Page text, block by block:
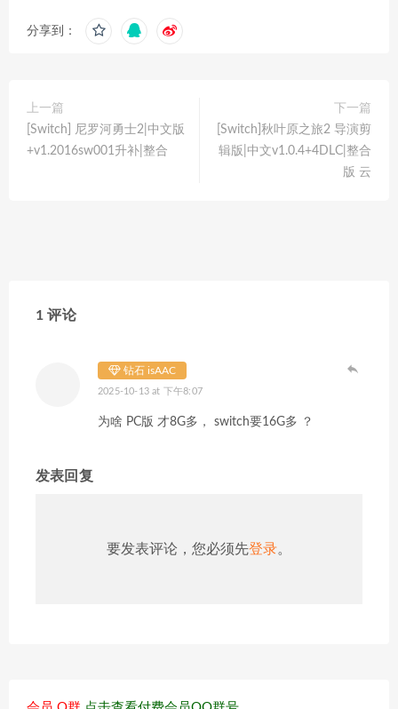
分享到：
上一篇
[Switch] 尼罗河勇士2|中文版
+v1.2016sw001升补|整合
下一篇
[Switch]秋叶原之旅2 导演剪
辑版|中文v1.0.4+4DLC|整合
版 云
1 评论
钻石 isAAC
2025-10-13 at 下午8:07
为啥 PC版 才8G多， switch要16G多 ？
发表回复
要发表评论，您必须先登录。